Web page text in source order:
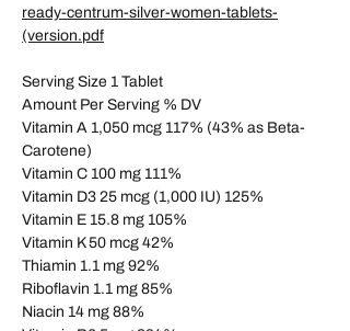
ready-centrum-silver-women-tablets-
(version.pdf
Serving Size 1 Tablet
Amount Per Serving % DV
Vitamin A 1,050 mcg 117% (43% as Beta-
Carotene)
Vitamin C 100 mg 111%
Vitamin D3 25 mcg (1,000 IU) 125%
Vitamin E 15.8 mg 105%
Vitamin K 50 mcg 42%
Thiamin 1.1 mg 92%
Riboflavin 1.1 mg 85%
Niacin 14 mg 88%